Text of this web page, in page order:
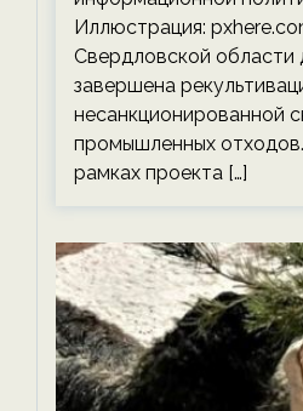
Иллюстрация:
Свердловской области
завершена
несанкционированной
промышленных
рамках проекта […]